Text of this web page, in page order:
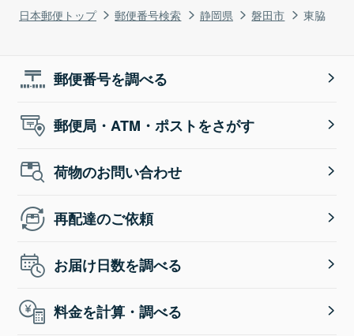
日本郵便トップ 郵便番号検索 静岡県 磐田市 東脇
郵便番号を調べる
郵便局・ATM・ポストをさがす
荷物のお問い合わせ
再配達のご依頼
お届け日数を調べる
料金を計算・調べる